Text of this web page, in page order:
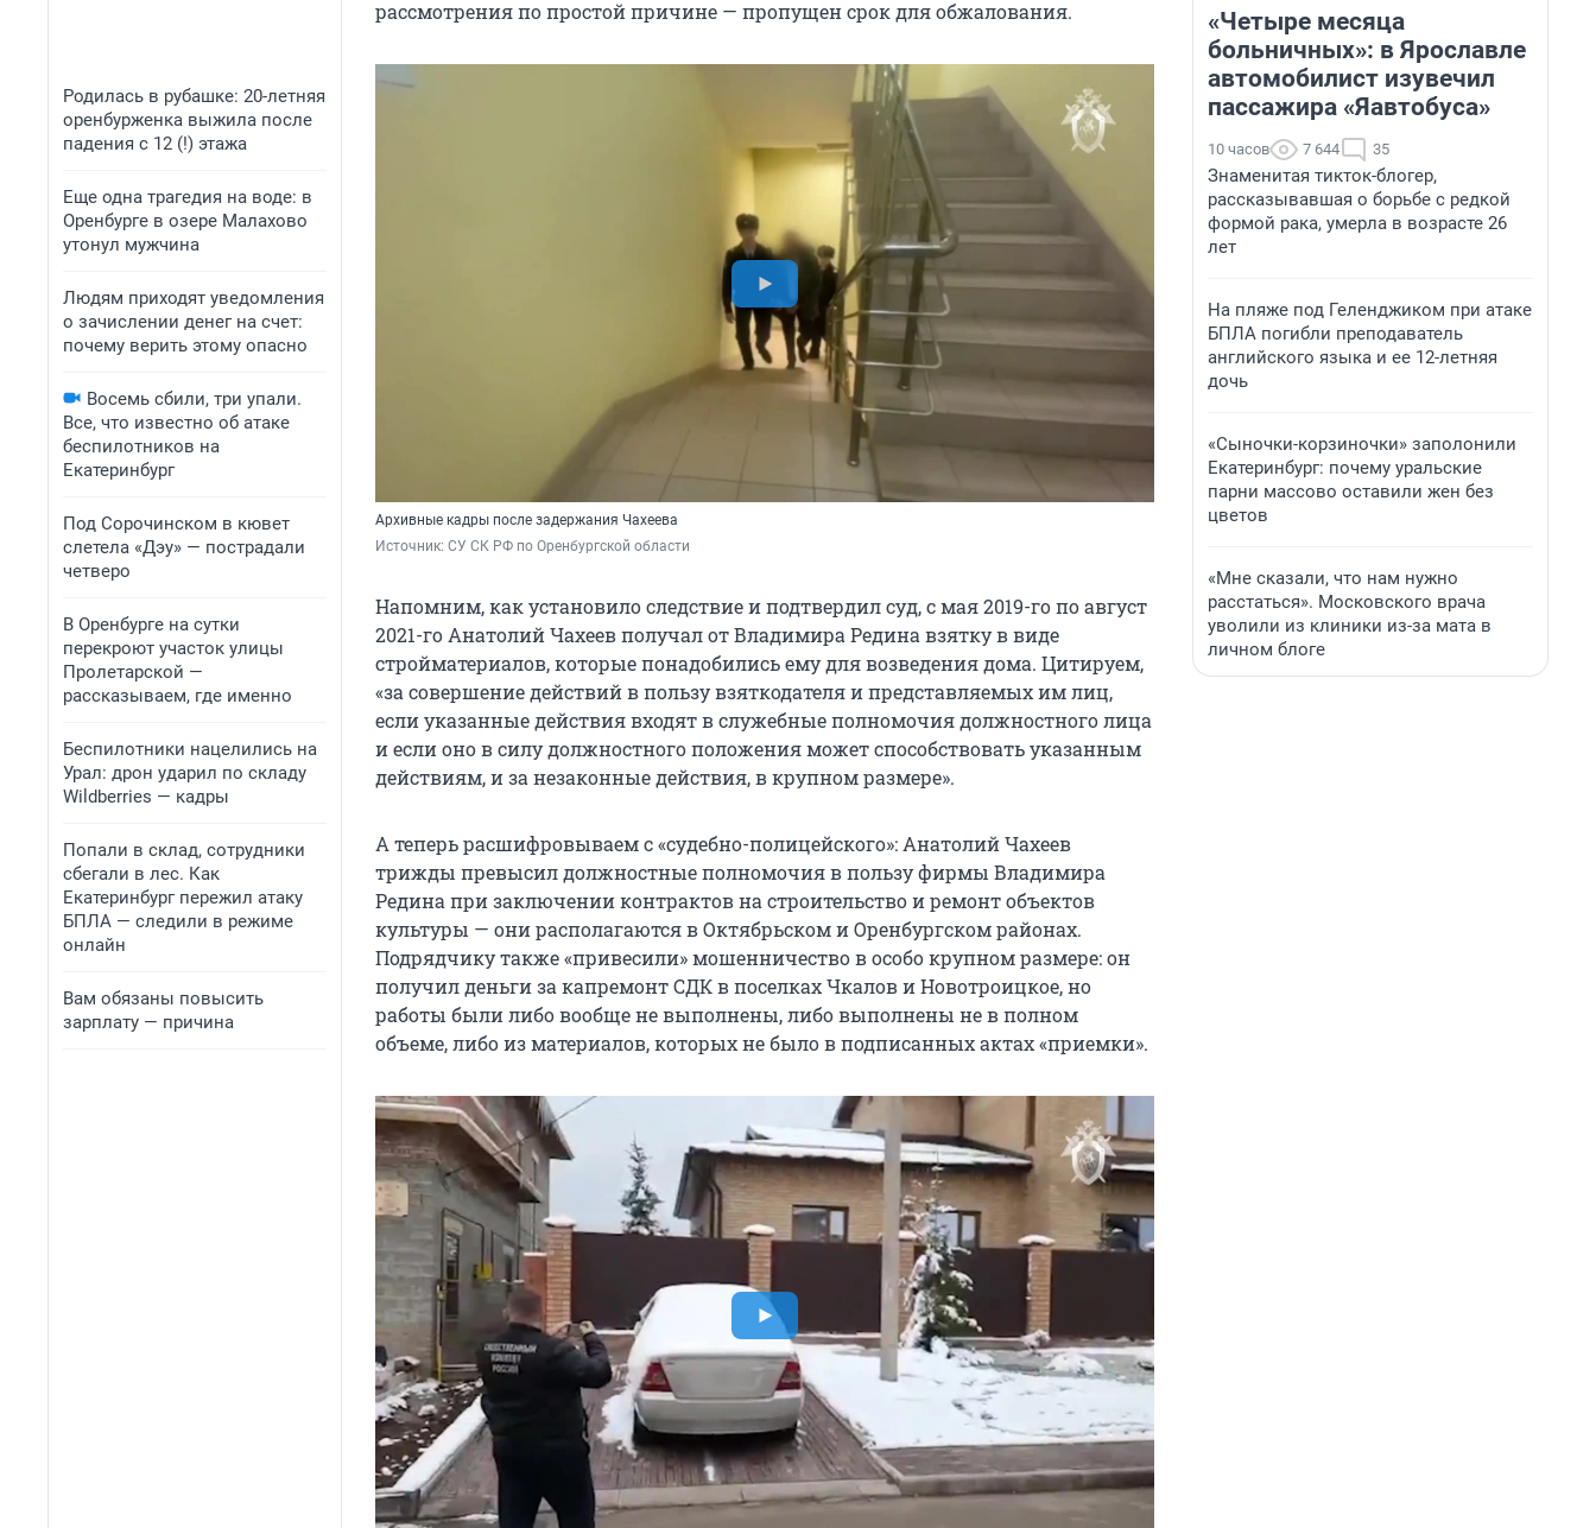
Родилась в рубашке: 20-летняя
оренбурженка выжила после
падения с 12 (!) этажа
Еще одна трагедия на воде: в
Оренбурге в озере Малахово
утонул мужчина
Людям приходят уведомления
о зачислении денег на счет:
почему верить этому опасно
Восемь сбили, три упали.
Все, что известно об атаке
беспилотников на
Екатеринбург
Под Сорочинском в кювет
слетела «Дэу» — пострадали
четверо
В Оренбурге на сутки
перекроют участок улицы
Пролетарской —
рассказываем, где именно
Беспилотники нацелились на
Урал: дрон ударил по складу
Wildberries — кадры
Попали в склад, сотрудники
сбегали в лес. Как
Екатеринбург пережил атаку
БПЛА — следили в режиме
онлайн
Вам обязаны повысить
зарплату — причина
рассмотрения по простой причине — пропущен срок для обжалования.
Архивные кадры после задержания Чахеева
Источник: СУ СК РФ по Оренбургской области
Напомним, как установило следствие и подтвердил суд, с мая 2019-го по август
2021-го Анатолий Чахеев получал от Владимира Редина взятку в виде
стройматериалов, которые понадобились ему для возведения дома. Цитируем,
«за совершение действий в пользу взяткодателя и представляемых им лиц,
если указанные действия входят в служебные полномочия должностного лица
и если оно в силу должностного положения может способствовать указанным
действиям, и за незаконные действия, в крупном размере».
А теперь расшифровываем с «судебно-полицейского»: Анатолий Чахеев
трижды превысил должностные полномочия в пользу фирмы Владимира
Редина при заключении контрактов на строительство и ремонт объектов
культуры — они располагаются в Октябрьском и Оренбургском районах.
Подрядчику также «привесили» мошенничество в особо крупном размере: он
получил деньги за капремонт СДК в поселках Чкалов и Новотроицкое, но
работы были либо вообще не выполнены, либо выполнены не в полном
объеме, либо из материалов, которых не было в подписанных актах «приемки».
«Четыре месяца
больничных»: в Ярославле
автомобилист изувечил
пассажира «Яавтобуса»
10 часов 7 644 35
Знаменитая тикток-блогер,
рассказывавшая о борьбе с редкой
формой рака, умерла в возрасте 26
лет
На пляже под Геленджиком при атаке
БПЛА погибли преподаватель
английского языка и ее 12-летняя
дочь
«Сыночки-корзиночки» заполонили
Екатеринбург: почему уральские
парни массово оставили жен без
цветов
«Мне сказали, что нам нужно
расстаться». Московского врача
уволили из клиники из-за мата в
личном блоге